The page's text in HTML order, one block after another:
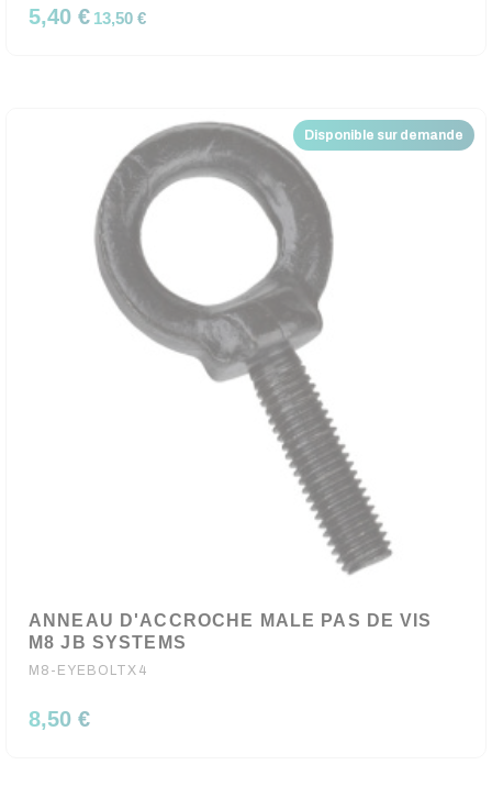
5,40 € 13,50 €
Disponible sur demande
ANNEAU D'ACCROCHE MALE PAS DE VIS
M8 JB SYSTEMS
M8-EYEBOLTX4
8,50 €